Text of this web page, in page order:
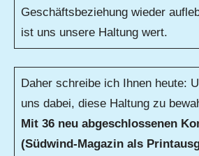
Geschäftsbeziehung wieder
ist uns unsere Haltung wert.
Daher schreibe ich Ihnen heute:
uns dabei, diese Haltung zu
Mit 36 neu abgeschlossenen
(Südwind-Magazin als